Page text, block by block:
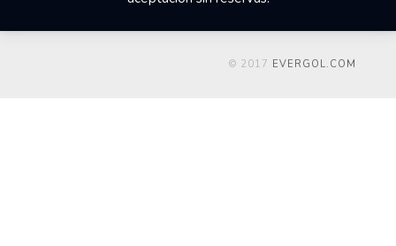
© 2017 EVERGOL.COM